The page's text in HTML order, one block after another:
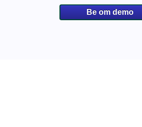
Be om demo